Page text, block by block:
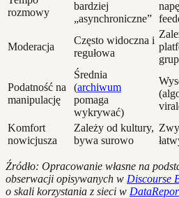
rozmowy
bardziej
„asynchroniczne”
Moderacja
Często widoczna i
regułowa
Podatność na
manipulację
Średnia
(archiwum
pomaga
wykrywać)
Komfort
nowicjusza
Zależy od kultury,
bywa surowo
Źródło: Opracowanie własne na
obserwacji opisywanych w Discourse
o skali korzystania z sieci w